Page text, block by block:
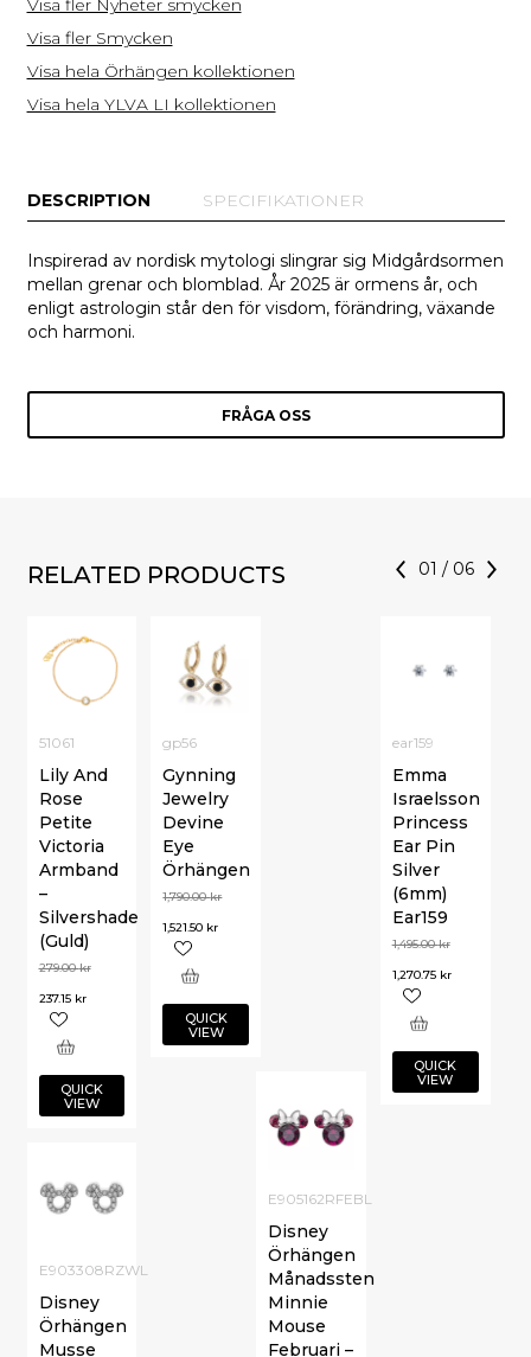
Visa fler Nyheter smycken
Visa fler Smycken
Visa hela Örhängen kollektionen
Visa hela YLVA LI kollektionen
DESCRIPTION SPECIFIKATIONER
Inspirerad av nordisk mytologi slingrar sig Midgårdsormen
mellan grenar och blomblad. År 2025 är ormens år, och
enligt astrologin står den för visdom, förändring, växande
och harmoni.
FRÅGA OSS
RELATED PRODUCTS 01 / 06
51061
Lily And
Rose
Petite
Victoria
Armband
–
Silvershade
(Guld)
279.00kr
237.15 kr
QUICK
VIEW
ear159
Emma
Israelsson
Princess
Ear Pin
Silver
(6mm)
Ear159
1,495.00kr
1,270.75 kr
QUICK
VIEW
gp56
Gynning
Jewelry
Devine
Eye
Örhängen
1,790.00kr
1,521.50 kr
QUICK
VIEW
E905162RFEBL
Disney
Örhängen
Månadssten
Minnie
Mouse
Februari –
E903308RZWL
Disney
Örhängen
Musse